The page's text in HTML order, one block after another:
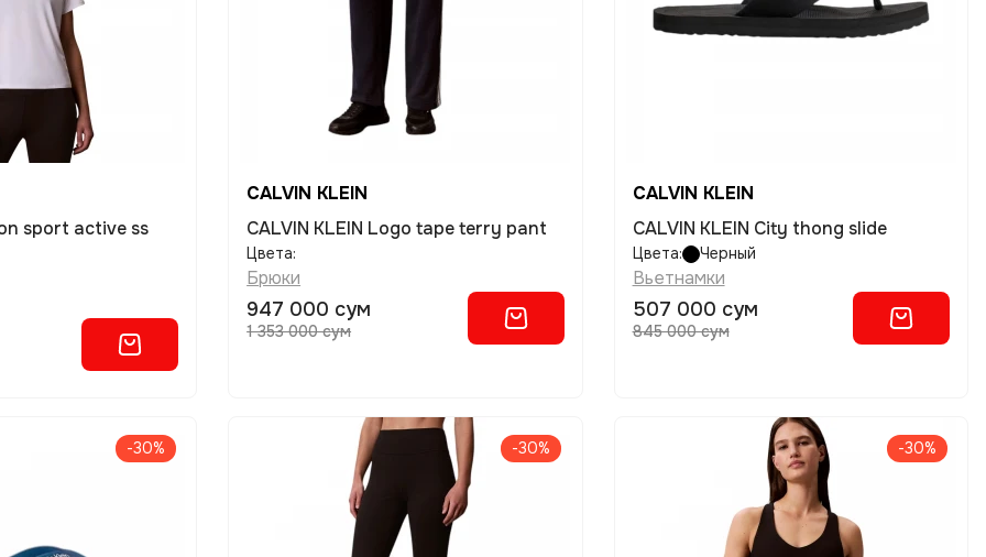
sport active ss
CALVIN KLEIN
CALVIN KLEIN Logo tape terry pant
Цвета:
Брюки
947 000 сум
1 353 000 сум
CALVIN KLEIN
CALVIN KLEIN City thong slide
Цвета: Черный
Вьетнамки
507 000 сум
845 000 сум
-30% -30% -30%